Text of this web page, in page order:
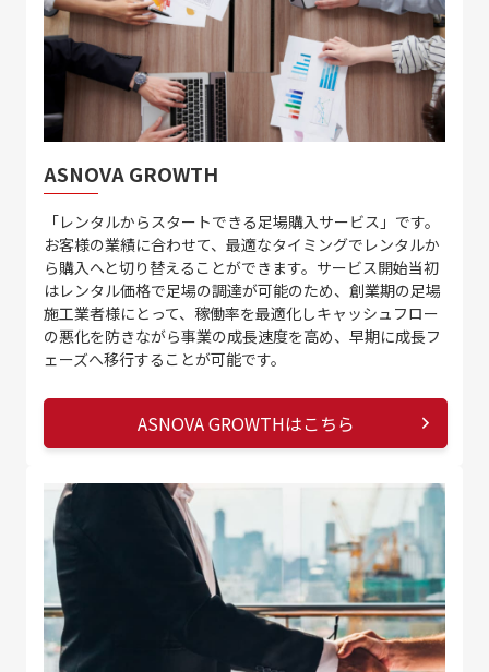
ASNOVA GROWTH
「レンタルからスタートできる足場購入サービス」です。
お客様の業績に合わせて、最適なタイミングでレンタルか
ら購入へと切り替えることができます。サービス開始当初
はレンタル価格で足場の調達が可能のため、創業期の足場
施工業者様にとって、稼働率を最適化しキャッシュフロー
の悪化を防きながら事業の成長速度を高め、早期に成長フ
ェーズへ移行することが可能です。
ASNOVA GROWTHはこちら